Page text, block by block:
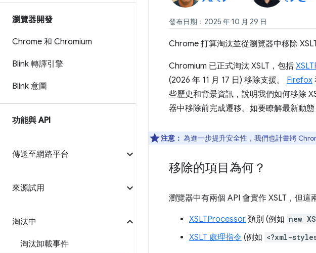
瀏覽器開發
Chrome 和 Chromium
Blink 轉譯引擎
Blink 意圖
功能與 API
傳送至網路平台
來源試用
淘汰中
淘汰卸載事件
發布日期：2025 年 10 月 29 日
Chrome 打算淘汰並從瀏覽器中移除
Chromium 已正式淘汰 XSLT，包括
(2026 年 11 月 17 日) 移除支援。 Firefox
些歷史和背景資訊，說明我們如何移除
器中移除前完成遷移。如要瞭解最新動態
注意： 為進一步提升安全性，我們也計畫將
移除的項目為何？
瀏覽器中有兩個 API 會實作 XSLT，但這
XSLTProcessor 類別 (例如 new
XSLT 處理指令 (例如 <?xml-